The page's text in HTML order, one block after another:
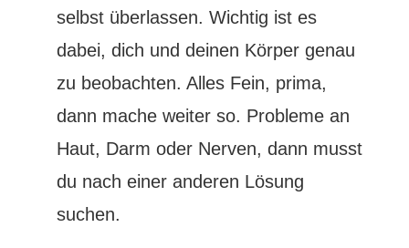
selbst überlassen. Wichtig ist es
dabei, dich und deinen Körper genau
zu beobachten. Alles Fein, prima,
dann mache weiter so. Probleme an
Haut, Darm oder Nerven, dann musst
du nach einer anderen Lösung
suchen.